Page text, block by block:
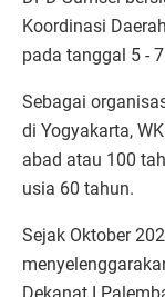
Koordinasi
pada tanggal 5 -
Sebagai
di Yogyakarta,
abad atau 100
usia 60 tahun.
Sejak Oktober